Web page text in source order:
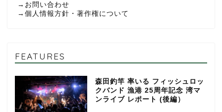
→ お問い合わせ
→ 個人情報方針・著作権について
FEATURES
森田釣竿 率いる フィッシュロッ
クバンド 漁港 25周年記念 湾マ
ンライブ レポート (後編）